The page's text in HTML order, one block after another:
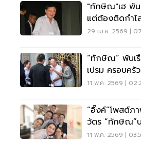
"ทักษิณ"เฮ พ้น
แต่ต้องติดกำไ
4 เดือน
29 เม.ย. 2569 |
“ทักษิณ” พ้นเ
เปรม ครอบครั
11 พ.ค. 2569 |
“อิ๊งค์”โพสต์ภ
วัตร “ทักษิณ”
เดือน
11 พ.ค. 2569 |